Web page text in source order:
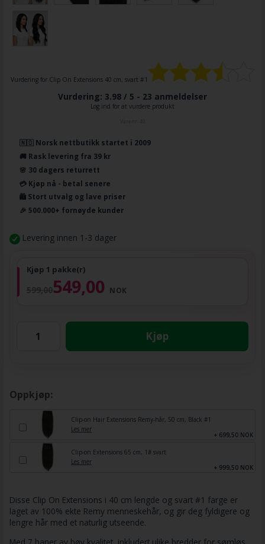
Vurdering for Clip On Extensions 40 cm, svart #1
Vurdering: 3.98 / 5 - 23 anmeldelser
Log ind for at vurdere produkt
🇳🇴 Norsk nettbutikk startet i 2009
🚚 Rask levering fra 39 kr
🌸 30 dagers returrett
💳 Kjøp nå - betal senere
🛍️ Stort utvalg og lave priser
🎉 500.000+ fornøyde kunder
Levering innen 1-3 dager
Kjøp 1 pakke(r)
549,00 NOK
Kjøp
Oppkjøp:
Clip-on Hair Extensions Remy-hår, 50 cm, Black #1
Les mer
+ 699,50 NOK
Clip-on Extensions 65 cm, 1# svart
Les mer
+ 999,50 NOK
Disse Clip On Extensions i 40 cm lengde og svart #1 farge er
laget av 100% ekte Remy menneskehår, og gir deg fyldigere og
lengre hår med et naturlig utseende.